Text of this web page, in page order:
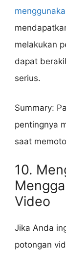
melakukan
dapat
serius.
Summary:
pentingnya
saat
10.
Video
Jika Anda
potongan